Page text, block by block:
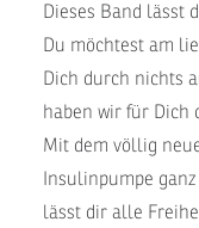
Dieses Band lässt
Du möchtest am
Dich durch nichts
haben wir für Dich
Mit dem völlig
Insulinpumpe
lässt dir alle